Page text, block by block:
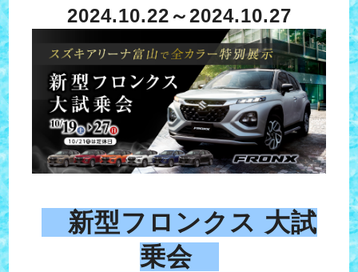
2024.10.22～2024.10.27
新型フロンクス 大試
乗会